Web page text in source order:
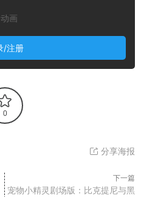
画
/注册
0
分享海报
下一篇
宠物小精灵剧场版：比克提尼与黑